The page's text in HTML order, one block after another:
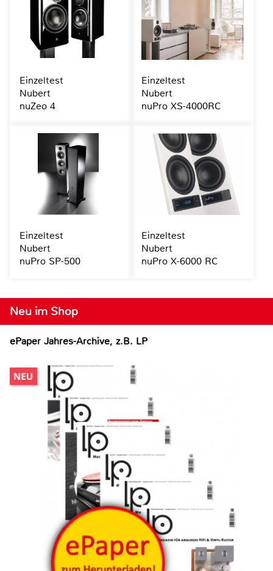
Neu im Shop
ePaper Jahres-Archive, z.B. LP
Einzeltest
Nubert
nuZeo 4
Einzeltest
Nubert
nuPro XS-4000RC
Einzeltest
Nubert
nuPro SP-500
Einzeltest
Nubert
nuPro X-6000 RC